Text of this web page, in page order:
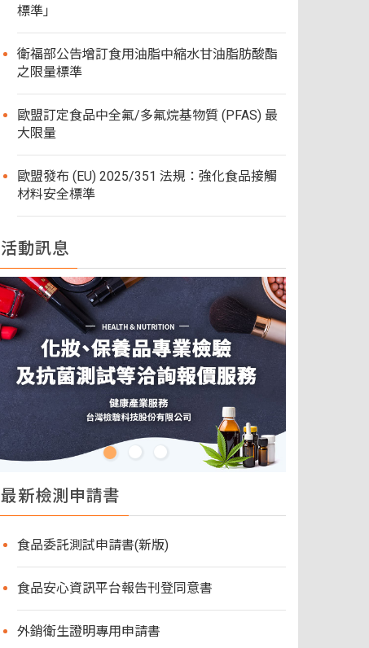
標準」
衛福部公告增訂食用油脂中縮水甘油脂肪酸酯
之限量標準
歐盟訂定食品中全氟/多氟烷基物質 (PFAS) 最
大限量
歐盟發布 (EU) 2025/351 法規：強化食品接觸
材料安全標準
活動訊息
最新檢測申請書
食品委託測試申請書(新版)
食品安心資訊平台報告刊登同意書
外銷衛生證明專用申請書